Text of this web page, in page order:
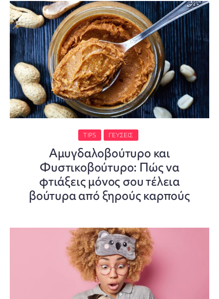
TIPS ΓΕΎΣΕΙΣ
Aμυγδαλοβούτυρο και
Φυστικοβούτυρο: Πώς να
φτιάξεις μόνος σου τέλεια
βούτυρα από ξηρούς καρπούς